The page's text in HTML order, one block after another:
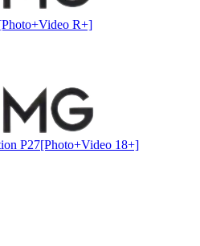
R+]
P27[Photo+Video 18+]